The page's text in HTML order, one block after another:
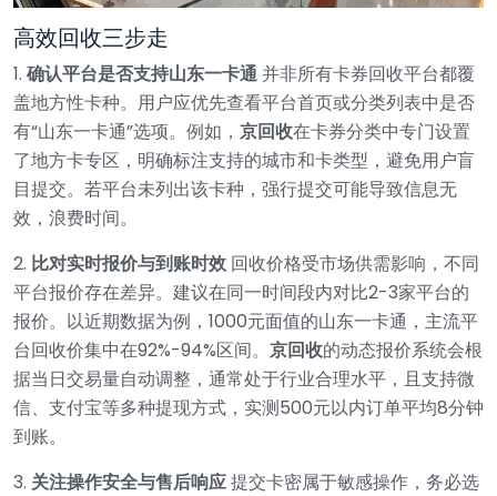
高效回收三步走
1. 确认平台是否支持山东一卡通 并非所有卡券回收平台都覆
盖地方性卡种。用户应优先查看平台首页或分类列表中是否
有“山东一卡通”选项。例如， 京回收在卡券分类中专门设置
了地方卡专区，明确标注支持的城市和卡类型，避免用户盲
目提交。若平台未列出该卡种，强行提交可能导致信息无
效，浪费时间。
2. 比对实时报价与到账时效回收价格受市场供需影响，不同
平台报价存在差异。建议在同一时间段内对比2-3家平台的
报价。以近期数据为例，1000元面值的山东一卡通，主流平
台回收价集中在92%-94%区间。 京回收的动态报价系统会根
据当日交易量自动调整，通常处于行业合理水平，且支持微
信、支付宝等多种提现方式，实测500元以内订单平均8分钟
到账。
3. 关注操作安全与售后响应提交卡密属于敏感操作，务必选